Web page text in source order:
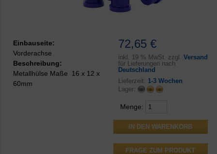
72,65 €
inkl. 19 % MwSt. zzgl. Versand
für Lieferungen nach
Deutschland
Lieferzeit: 1-3 Wochen
Lager:
Menge:
FRAGE ZUM PRODUKT
Einbauseite:
Vorderachse
Beschreibung:
Metallhülse Maße 16 x 12 x
60mm